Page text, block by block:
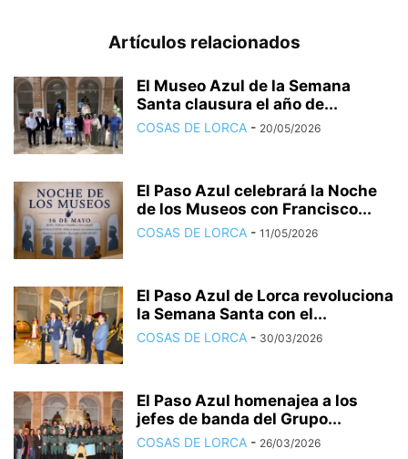
Artículos relacionados
El Museo Azul de la Semana
Santa clausura el año de...
COSAS DE LORCA - 20/05/2026
El Paso Azul celebrará la Noche
de los Museos con Francisco...
COSAS DE LORCA - 11/05/2026
El Paso Azul de Lorca revoluciona
la Semana Santa con el...
COSAS DE LORCA - 30/03/2026
El Paso Azul homenajea a los
jefes de banda del Grupo...
COSAS DE LORCA - 26/03/2026